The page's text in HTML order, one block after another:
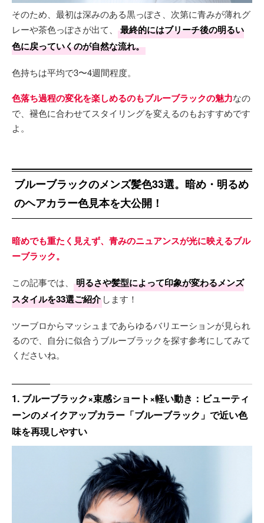
そのため、最初は深みのある黒っぽさ、次第に青みが薄れグ
レーや茶色っぽさが出て、
最終的にはブリーチ後の明るい
色に戻っていくのが自然な流れ。
色持ちは平均で3〜4週間程度。
色落ち過程の変化を楽しめるのもブルーブラックの魅力なの
で、褪色に合わせてスタイリングを変えるのもおすすめです
よ。
ブルーブラックのメンズ髪色33選。暗め・明るめ
のヘアカラー色見本を大公開！
暗めでも重たく見えず、青みのニュアンスが光に映えるブル
ーブラック。
この記事では、
明るさや髪型によって印象が変わるメンズ
スタイルを33選ご紹介 します！
ツーブロからマッシュまであらゆるバリエーションが見られ
るので、自分に似合うブルーブラックを探す参考にしてみて
くださいね。
1. ブルーブラック×束感ショート×軽い動き：ビューティ
ーンのメイクアップカラー「ブルーブラック」で近い色
味を再現しやすい